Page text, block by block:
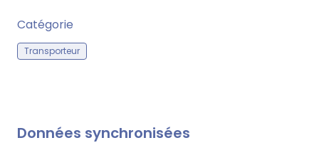
Catégorie
Transporteur
Données synchronisées